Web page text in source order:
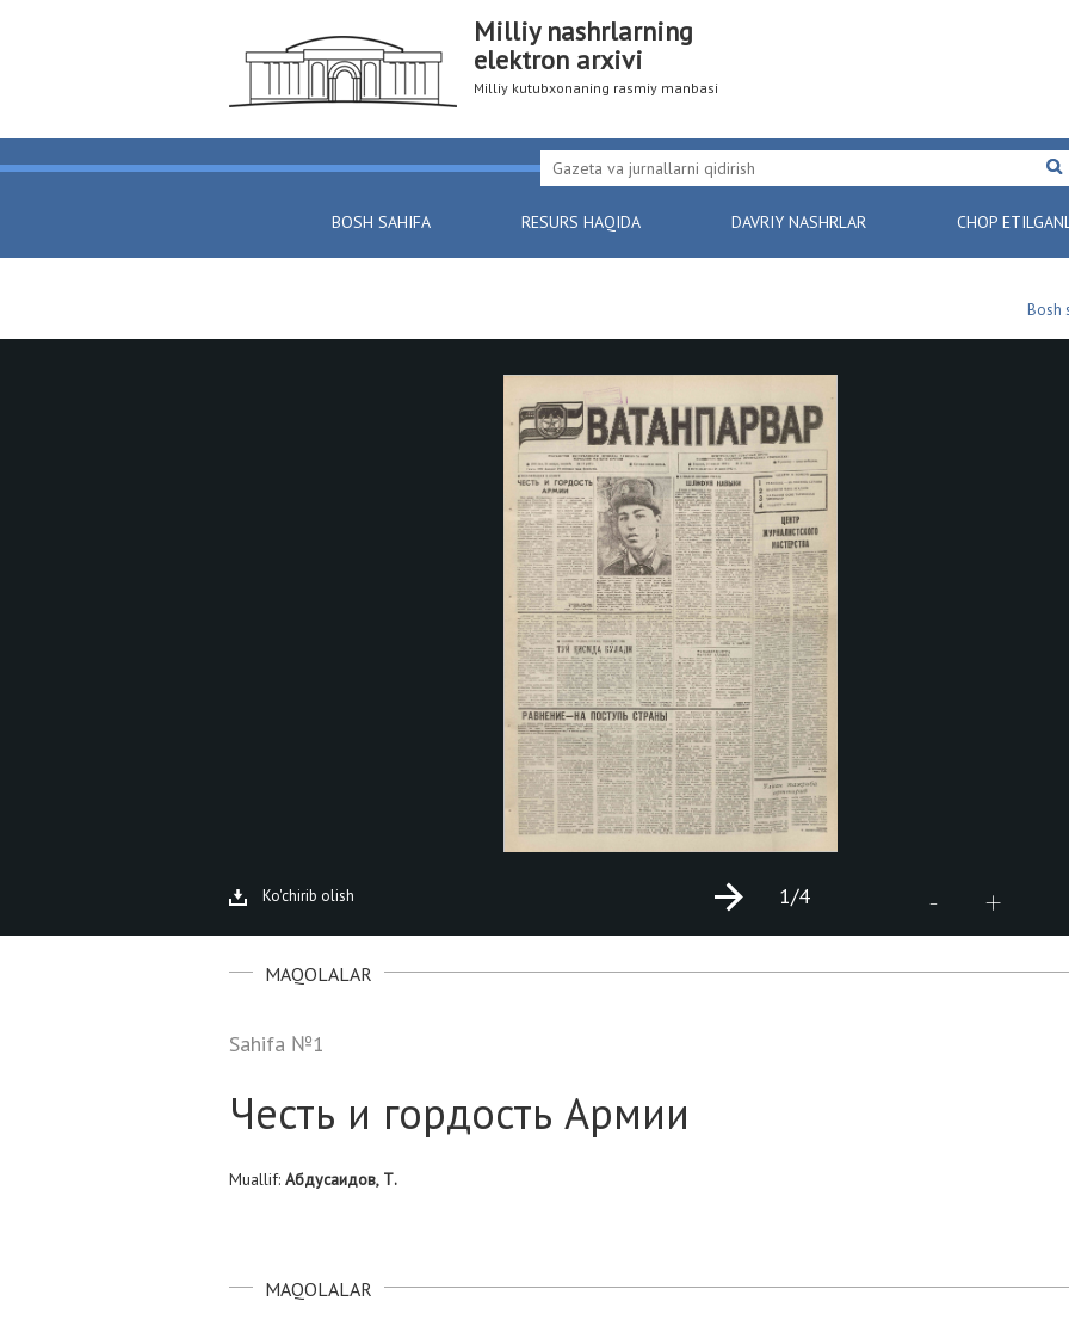
Milliy nashrlarning
elektron arxivi
Milliy kutubxonaning rasmiy manbasi
BOSH SAHIFA RESURS HAQIDA DAVRIY NASHRLAR CHOP
Bosh
Ko'chirib olish - +
1/4
MAQOLALAR
Sahifa №1
Честь и гордость Армии
Muallif: Абдусаидов, Т.
MAQOLALAR